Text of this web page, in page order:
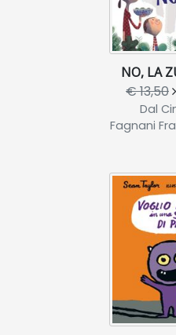
NO, LA
€ 13,50
Dal
Fagnani